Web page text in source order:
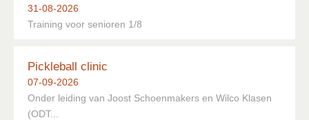
31-08-2026
Training voor senioren 1/8
Pickleball clinic
07-09-2026
Onder leiding van Joost Schoenmakers en Wilco Klasen
(ODT...